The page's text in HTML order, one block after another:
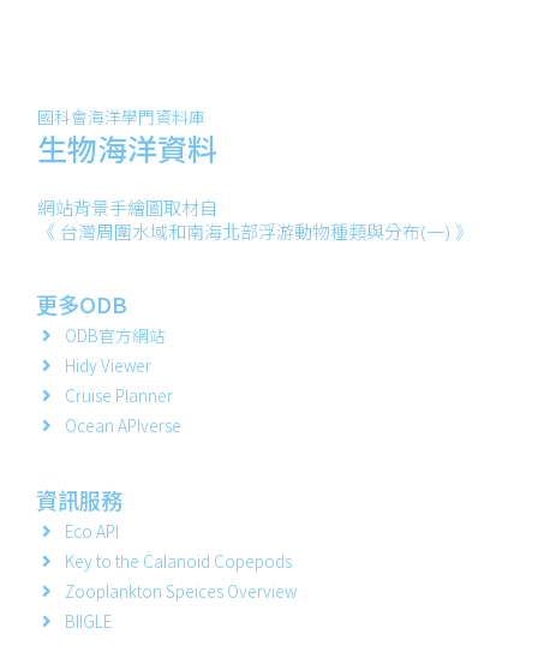
國科會海洋學門資料庫
生物海洋資料
網站背景手繪圖取材自
《 台灣周圍水域和南海北部浮游動物種類與分布(一) 》
更多ODB
ODB官方網站
Hidy Viewer
Cruise Planner
Ocean APIverse
資訊服務
Eco API
Key to the Calanoid Copepods
Zooplankton Speices Overview
BIIGLE